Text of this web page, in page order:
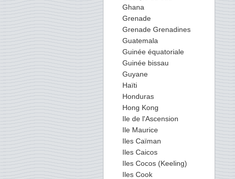
Ghana
Grenade
Grenade Grenadines
Guatemala
Guinée équatoriale
Guinée bissau
Guyane
Haïti
Honduras
Hong Kong
Ile de l'Ascension
Ile Maurice
Iles Caïman
Iles Caicos
Iles Cocos (Keeling)
Iles Cook